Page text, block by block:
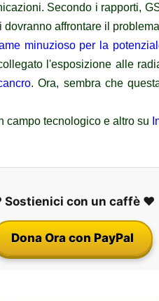
Secondo i rapporti,
affrontare il
minuzioso per la
l'esposizione alle
.Ora, sembra che
campo tecnologico e altro su
Sostienici con un caffè ❤️
Dona Ora con PayPal